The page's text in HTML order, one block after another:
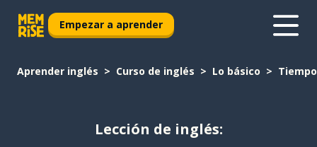
Empezar a aprender
Aprender inglés Curso de inglés Lo básico Tiempo
Lección de inglés: